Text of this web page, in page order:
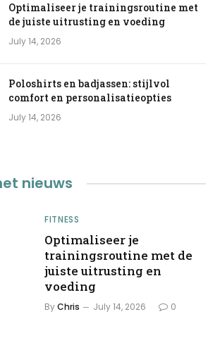
Optimaliseer je trainingsroutine met
de juiste uitrusting en voeding
July 14, 2026
Poloshirts en badjassen: stijlvol
comfort en personalisatieopties
July 14, 2026
nieuws
FITNESS
Optimaliseer je
trainingsroutine met de
juiste uitrusting en
voeding
ByChris July 14, 2026 0